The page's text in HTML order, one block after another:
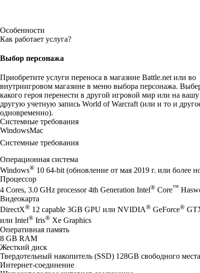
Особенности
Как работает услуга?
Выбор персонажа
Приобретите услуги переноса в магазине Battle.net или во
внутриигровом магазине в меню выбора персонажа.
какого героя перенести в другой игровой мир или на вашу
другую учетную запись World of Warcraft (или и то и
одновременно).
Системные требования
WindowsMac
Системные требования
Операционная система
Windows® 10 64-bit (обновление от мая 2019 г. или более
Процессор
4 Cores, 3.0 GHz processor 4th Generation Intel® Core™
Видеокарта
DirectX® 12 capable 3GB GPU или NVIDIA® GeForce®
или Intel® Iris® Xe Graphics
Оперативная память
8 GB RAM
Жесткий диск
Твердотельный накопитель (SSD) 128GB свободного места
Интернет-соединение